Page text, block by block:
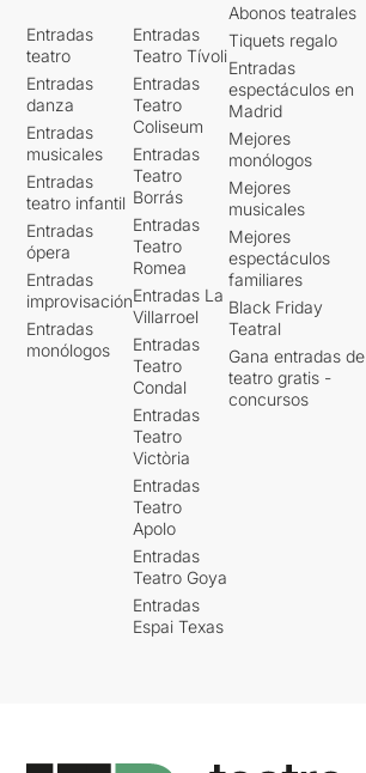
Entradas
teatro
Entradas
danza
Entradas
musicales
Entradas
teatro infantil
Entradas
ópera
Entradas
improvisación
Entradas
monólogos
Entradas
Teatro Tívoli
Entradas
Teatro
Coliseum
Entradas
Teatro
Borrás
Entradas
Teatro
Romea
Entradas La
Villarroel
Entradas
Teatro
Condal
Entradas
Teatro
Victòria
Entradas
Teatro
Apolo
Entradas
Teatro Goya
Entradas
Espai Texas
Abonos teatrales
Tiquets regalo
Entradas
espectáculos en
Madrid
Mejores
monólogos
Mejores
musicales
Mejores
espectáculos
familiares
Black Friday
Teatral
Gana entradas de
teatro gratis -
concursos